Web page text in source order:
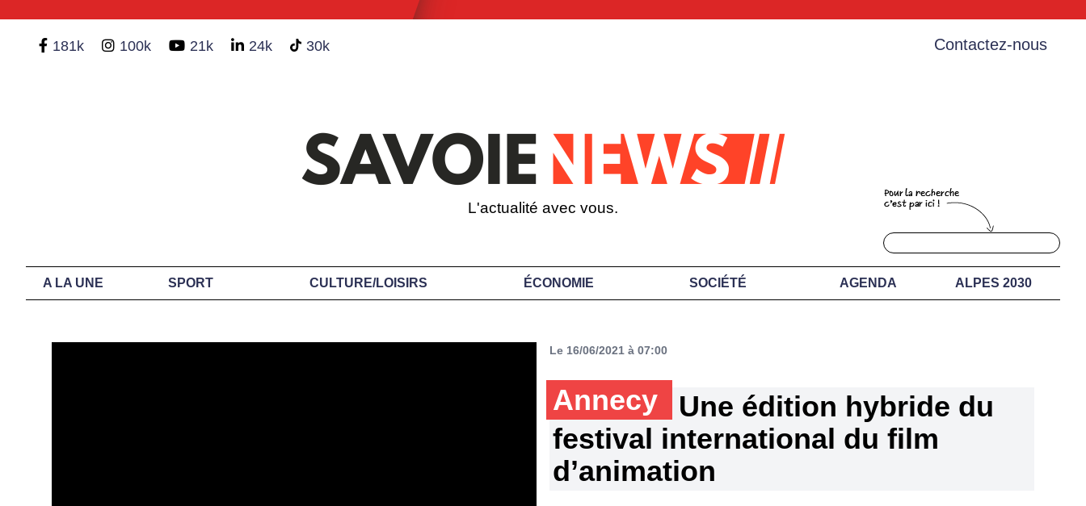
181k 100k 21k 24k 30k Contactez-nous
L'actualité avec vous.
A LA UNE SPORT CULTURE/LOISIRS ÉCONOMIE SOCIÉTÉ AGENDA ALPES 2030
Le 16/06/2021 à 07:00
Annecy
Une édition hybride du
festival international du film
d’animation